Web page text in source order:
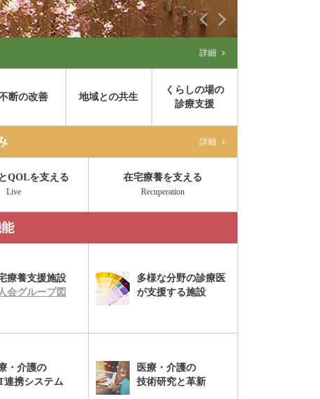
詳細
断の改善 地域との共生
くらしの場の
診療支援
詳細
QOLを支える
Live
在宅療養を支える
Recuperation
療養支援施設
会グループ図
多様な分野の診療医
が支援する施設
・介護の
連携システム
医療・介護の
技術研究と革新